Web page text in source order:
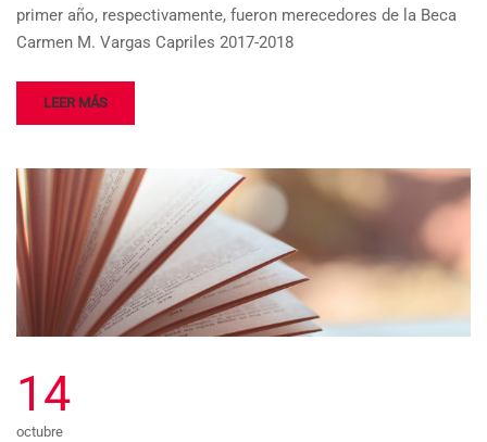
primer año, respectivamente, fueron merecedores de la Beca
Carmen M. Vargas Capriles 2017-2018
LEER MÁS
14
octubre